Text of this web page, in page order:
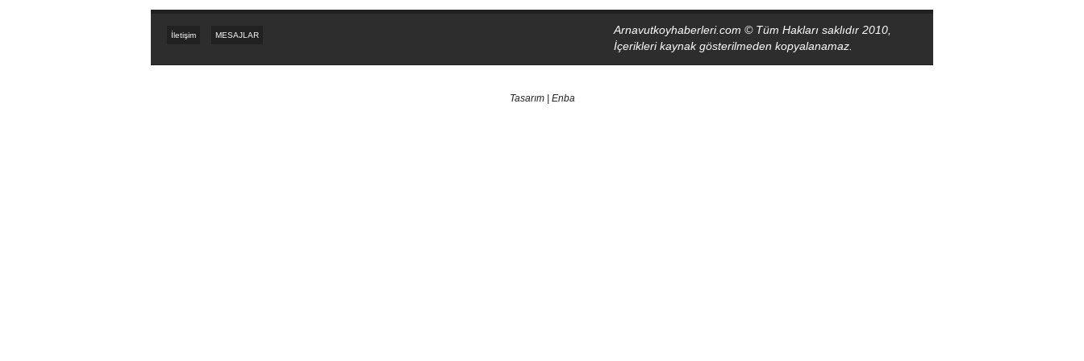
İletişim MESAJLAR
Arnavutkoyhaberleri.com © Tüm Hakları saklıdır 2010,
İçerikleri kaynak gösterilmeden kopyalanamaz.
Tasarım | Enba